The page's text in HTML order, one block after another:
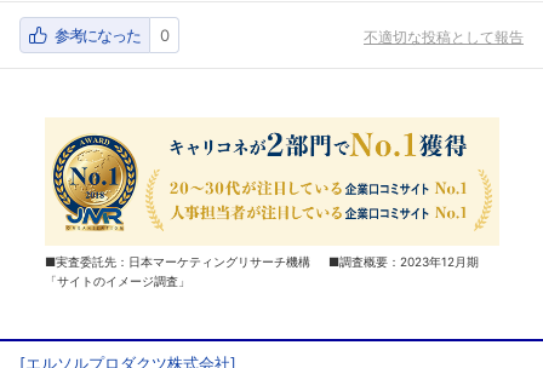
参考になった 0 不適切な投稿として報告
■実査委託先：日本マーケティングリサーチ機構 ■調査概要：2023年12月期
「サイトのイメージ調査」
[エルソルプロダクツ株式会社]